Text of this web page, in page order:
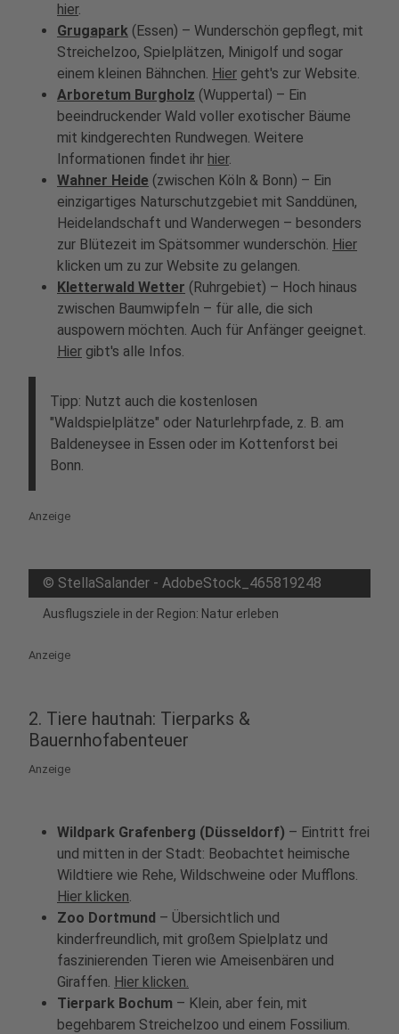
hier.
Grugapark (Essen) – Wunderschön gepflegt, mit
Streichelzoo, Spielplätzen, Minigolf und sogar
einem kleinen Bähnchen. Hier geht's zur Website.
Arboretum Burgholz (Wuppertal) – Ein
beeindruckender Wald voller exotischer Bäume
mit kindgerechten Rundwegen. Weitere
Informationen findet ihr hier.
Wahner Heide (zwischen Köln & Bonn) – Ein
einzigartiges Naturschutzgebiet mit Sanddünen,
Heidelandschaft und Wanderwegen – besonders
zur Blütezeit im Spätsommer wunderschön. Hier
klicken um zu zur Website zu gelangen.
Kletterwald Wetter (Ruhrgebiet) – Hoch hinaus
zwischen Baumwipfeln – für alle, die sich
auspowern möchten. Auch für Anfänger geeignet.
Hier gibt's alle Infos.
Tipp: Nutzt auch die kostenlosen
"Waldspielplätze" oder Naturlehrpfade, z. B. am
Baldeneysee in Essen oder im Kottenforst bei
Bonn.
Anzeige
© StellaSalander - AdobeStock_465819248
Ausflugsziele in der Region: Natur erleben
Anzeige
2. Tiere hautnah: Tierparks &
Bauernhofabenteuer
Anzeige
Wildpark Grafenberg (Düsseldorf) – Eintritt frei
und mitten in der Stadt: Beobachtet heimische
Wildtiere wie Rehe, Wildschweine oder Mufflons.
Hier klicken.
Zoo Dortmund – Übersichtlich und
kinderfreundlich, mit großem Spielplatz und
faszinierenden Tieren wie Ameisenbären und
Giraffen. Hier klicken.
Tierpark Bochum – Klein, aber fein, mit
begehbarem Streichelzoo und einem Fossilium.